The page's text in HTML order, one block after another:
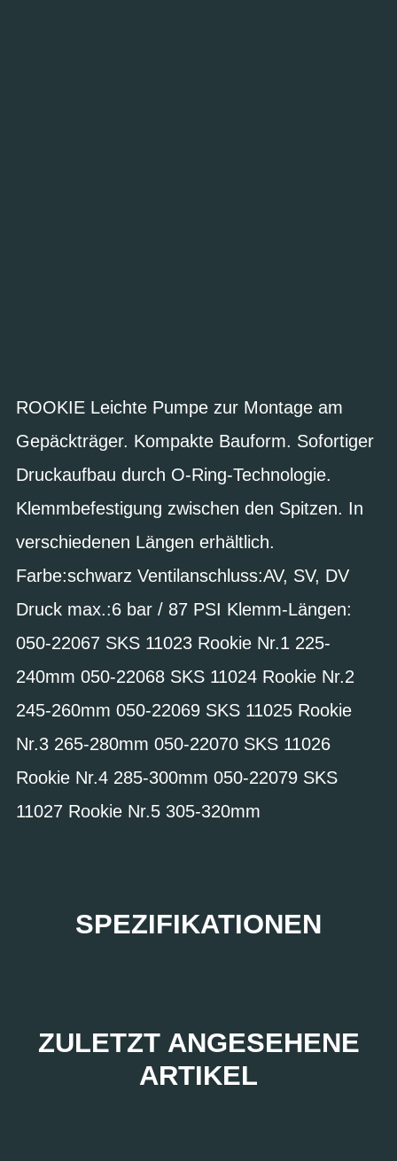
ROOKIE Leichte Pumpe zur Montage am
Gepäckträger. Kompakte Bauform. Sofortiger
Druckaufbau durch O-Ring-Technologie.
Klemmbefestigung zwischen den Spitzen. In
verschiedenen Längen erhältlich.
Farbe:schwarz Ventilanschluss:AV, SV, DV
Druck max.:6 bar / 87 PSI Klemm-Längen:
050-22067 SKS 11023 Rookie Nr.1 225-
240mm 050-22068 SKS 11024 Rookie Nr.2
245-260mm 050-22069 SKS 11025 Rookie
Nr.3 265-280mm 050-22070 SKS 11026
Rookie Nr.4 285-300mm 050-22079 SKS
11027 Rookie Nr.5 305-320mm
SPEZIFIKATIONEN
ZULETZT ANGESEHENE
ARTIKEL